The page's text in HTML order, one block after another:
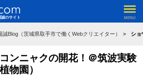
のサイト MENU
誠Blog（茨城県取手市で働くWebクリエイター） ショ
ンニャクの開花！＠筑波実験
物園）